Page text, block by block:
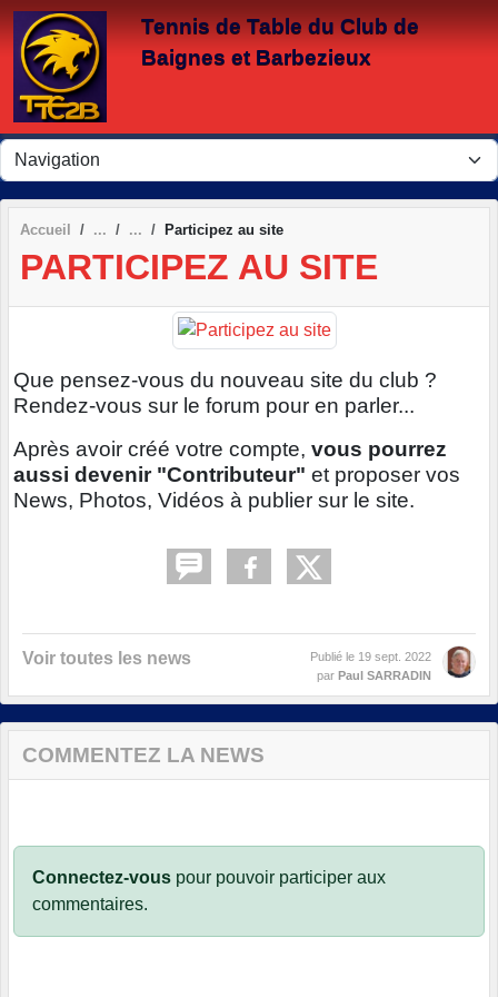
Tennis de Table du Club de
Baignes et Barbezieux
Accueil Participez au site
PARTICIPEZ AU SITE
Que pensez-vous du nouveau site du club ?
Rendez-vous sur le forum pour en parler...
Après avoir créé votre compte, vous pourrez
aussi devenir "Contributeur" et proposer vos
News, Photos, Vidéos à publier sur le site.
Voir toutes les news Publié le 19 sept. 2022
par Paul SARRADIN
COMMENTEZ LA NEWS
Connectez-vous pour pouvoir participer aux
commentaires.
Panneau de gestion des cookies